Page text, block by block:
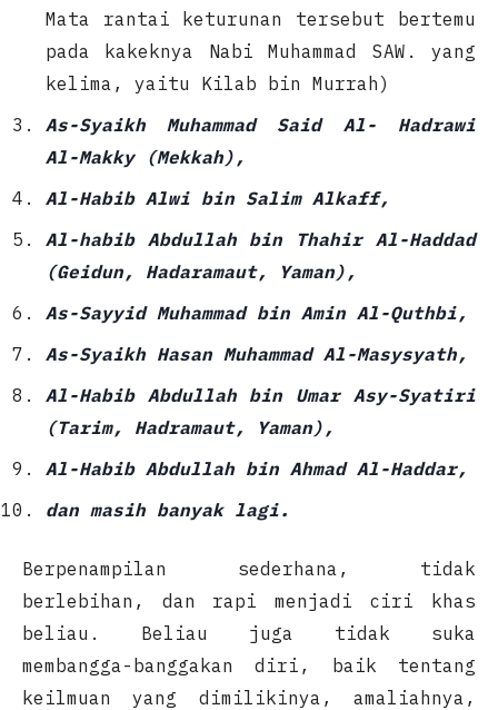
Mata rantai keturunan tersebut bertemu
pada kakeknya Nabi Muhammad SAW. yang
kelima, yaitu Kilab bin Murrah)
As-Syaikh Muhammad Said Al- Hadrawi
Al-Makky (Mekkah),
Al-Habib Alwi bin Salim Alkaff,
Al-habib Abdullah bin Thahir Al-Haddad
(Geidun, Hadaramaut, Yaman),
As-Sayyid Muhammad bin Amin Al-Quthbi,
As-Syaikh Hasan Muhammad Al-Masysyath,
Al-Habib Abdullah bin Umar Asy-Syatiri
(Tarim, Hadramaut, Yaman),
Al-Habib Abdullah bin Ahmad Al-Haddar,
dan masih banyak lagi.
Berpenampilan sederhana, tidak
berlebihan, dan rapi menjadi ciri khas
beliau. Beliau juga tidak suka
membangga-banggakan diri, baik tentang
keilmuan yang dimilikinya, amaliahnya,